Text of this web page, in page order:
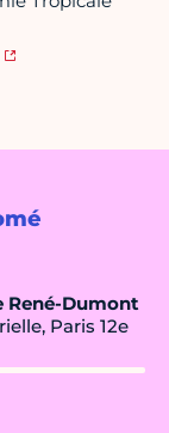
René-Dumont
Paris 12e